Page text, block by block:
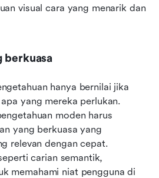
visual cara yang menarik dan
berkuasa
hanya bernilai jika
yang mereka perlukan.
moden harus
yang berkuasa yang
relevan dengan cepat.
carian semantik,
memahami niat pengguna di